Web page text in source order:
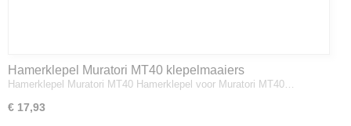
Hamerklepel Muratori MT40 klepelmaaiers
Hamerklepel Muratori MT40 Hamerklepel voor Muratori MT40…
€ 17,93